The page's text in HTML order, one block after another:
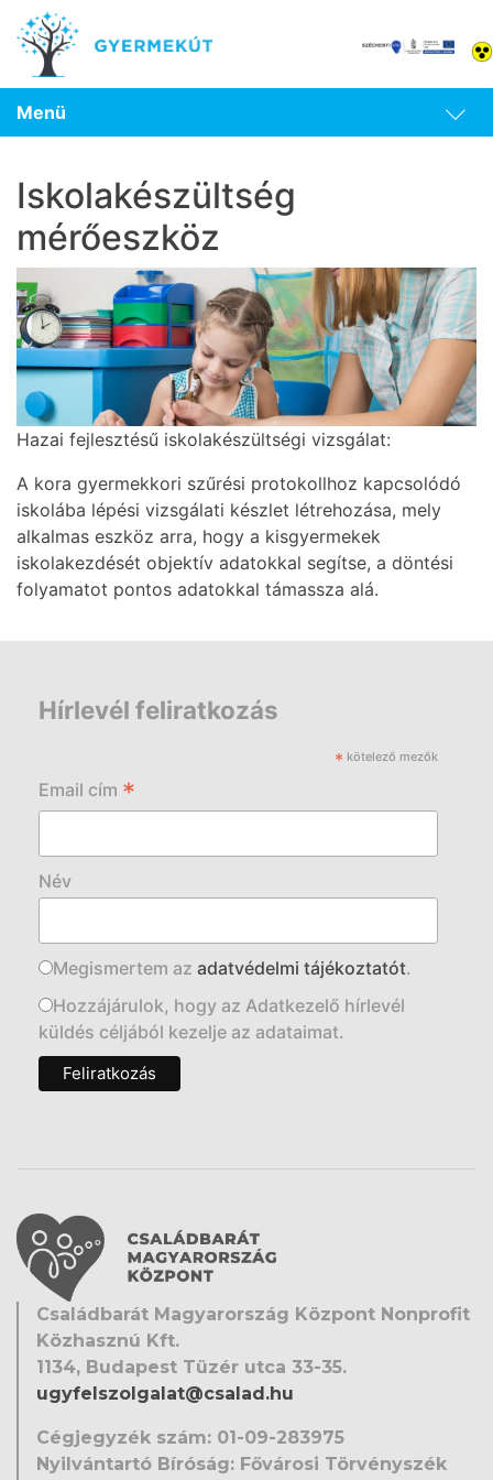
Menü
Iskolakészültség
mérőeszköz
Hazai fejlesztésű iskolakészültségi vizsgálat:
A kora gyermekkori szűrési protokollhoz kapcsolódó
iskolába lépési vizsgálati készlet létrehozása, mely
alkalmas eszköz arra, hogy a kisgyermekek
iskolakezdését objektív adatokkal segítse, a döntési
folyamatot pontos adatokkal támassza alá.
Hírlevél feliratkozás
* kötelező mezők
Email cím *
Név
Megismertem az adatvédelmi tájékoztatót.
Hozzájárulok, hogy az Adatkezelő hírlevél
küldés céljából kezelje az adataimat.
Családbarát Magyarország Központ Nonprofit
Közhasznú Kft.
1134, Budapest Tüzér utca 33-35.
ugyfelszolgalat@csalad.hu
Cégjegyzék szám: 01-09-283975
Nyilvántartó Bíróság: Fővárosi Törvényszék